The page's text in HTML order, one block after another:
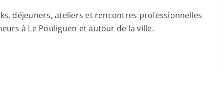
déjeuners, ateliers et rencontres professionnelles
à Le Pouliguen et autour de la ville.